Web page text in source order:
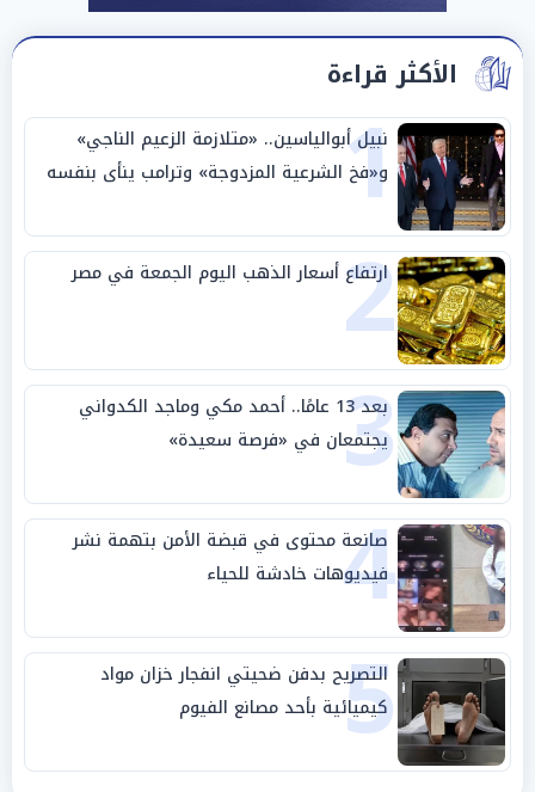
الأكثر قراءة
1
نبيل أبوالياسين.. «متلازمة الزعيم الناجي»
و«فخ الشرعية المزدوجة» وترامب ينأى بنفسه
وحليفه في «ميتم استراتيجي»
2
ارتفاع أسعار الذهب اليوم الجمعة في مصر
3 بعد 13 عامًا.. أحمد مكي وماجد الكدواني
يجتمعان في «فرصة سعيدة»
4
صانعة محتوى في قبضة الأمن بتهمة نشر
فيديوهات خادشة للحياء
5
التصريح بدفن ضحيتي انفجار خزان مواد
كيميائية بأحد مصانع الفيوم